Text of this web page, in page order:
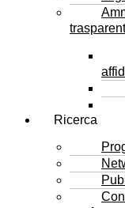
Ricerca